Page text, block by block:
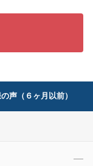
声（６ヶ月以前）